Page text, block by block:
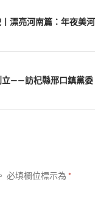
漂亮河南篇：年夜美河
立——訪杞縣邢口鎮黨委
必填欄位標示為 *